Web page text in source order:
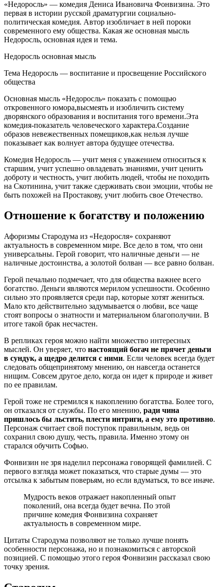
«Недоросль» — комедия Дениса Ивановича Фонвизина. Это
первая в истории русской драматургии социально-
политическая комедия. Автор изобличает в ней пороки
современного ему общества. Какая же основная мысль
Недоросль, основная идея и тема.
Недоросль основная мысль
Тема Недоросль — воспитание и просвещение Российского
общества
Основная мысль «Недоросль» показать с помощью
откровенного юмора,высмеять и изобличить систему
дворянского образования и воспитания того времени.Эта
комедия-показатель человеческого характера.Создание
образов невежественных помещиков,как нельзя лучше
показывает как волнует автора будущее отечества.
Комедия Недоросль — учит меня с уважением относиться к
старшим, учит успешно овладевать знаниями, учит ценить
доброту и честность, учит любить людей, чтобы не походить
на Скотинина, учит также сдерживать свои эмоции, чтобы не
быть похожей на Простакову, учит любить свое Отечество.
Отношение к богатству и положению
Афоризмы Стародума из «Недоросля» сохраняют
актуальность в современном мире. Все дело в том, что они
универсальны. Герой говорит, что наличные деньги — не
наличные достоинства, а золотой болван — все равно болван.
Герой печально подмечает, что для общества важнее всего
богатство. Деньги являются мерилом успешности. Особенно
сильно это проявляется среди пар, которые хотят жениться.
Мало кто действительно задумывается о любви, все чаще
стоят вопросы о знатности и материальном благополучии. В
итоге такой брак несчастен.
В репликах героя можно найти множество интересных
мыслей. Он уверяет, что настоящий богач не прячет деньги
в сундук, а щедро делится с ними. Если человек всегда будет
следовать общепринятому мнению, он навсегда останется
нищим. Совсем другое дело, когда он идет к природе и живет
по ее правилам.
Герой тоже не стремился к накоплению богатства. Более того,
он отказался от службы. По его мнению, ради чина
пришлось бы льстить, плести интриги, а ему это противно.
Персонаж считает свой поступок правильным, ведь он
сохранил свою душу, честь, правила. Именно этому он
старался обучить Софью.
Фонвизин не зря наделил персонажа говорящей фамилией. С
первого взгляда может показаться, что старые думы — это
отсылка к забытым поверьям, но если вдуматься, то все иначе.
Мудрость веков отражает накопленный опыт
поколений, она всегда будет вечна. По этой
причине комедия Фонвизина сохраняет
актуальность в современном мире.
Цитаты Стародума позволяют не только лучше понять
особенности персонажа, но и познакомиться с авторской
позицией. С помощью этого героя Фонвизин рассказал свою
точку зрения.